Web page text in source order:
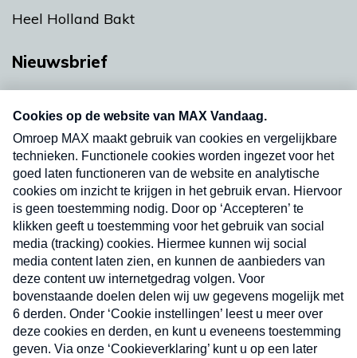
Heel Holland Bakt
Nieuwsbrief
nieuwsbrief. Elke vrijdag- en dinsdagochtend in
uw mailbox.
Verzend
Nieuwsbrief